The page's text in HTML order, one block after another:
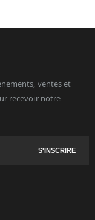
ventes et
recevoir notre
S'INSCRIRE